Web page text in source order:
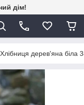
дім!
Хлібниця дерев'яна біла